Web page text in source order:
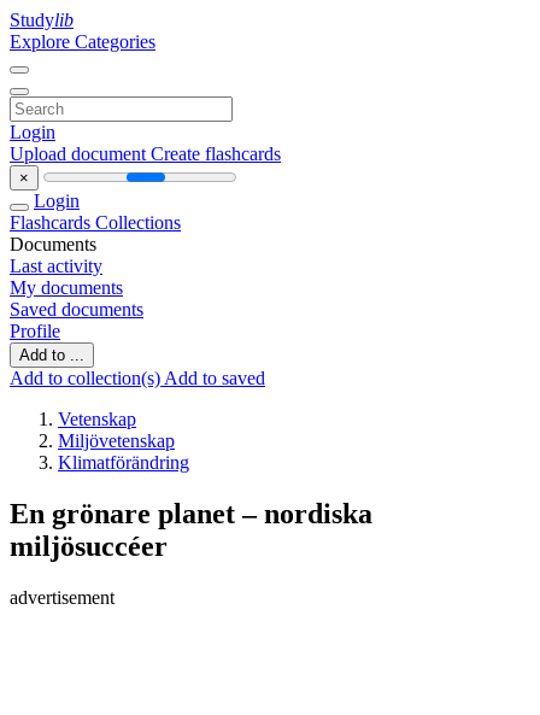
Studylib
Explore Categories
Login
Upload document Create flashcards
×
Login
Flashcards Collections
Documents
Last activity
My documents
Saved documents
Profile
Add to ...
Add to collection(s) Add to saved
Vetenskap
Miljövetenskap
Klimatförändring
En grönare planet – nordiska
miljösuccéer
advertisement